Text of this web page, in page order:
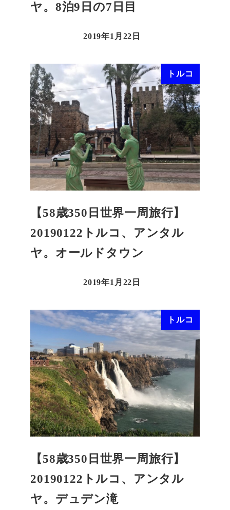
ヤ。8泊9日の7日目
2019年1月22日
トルコ
【58歳350日世界一周旅行】
20190122トルコ、アンタル
ヤ。オールドタウン
2019年1月22日
トルコ
【58歳350日世界一周旅行】
20190122トルコ、アンタル
ヤ。デュデン滝